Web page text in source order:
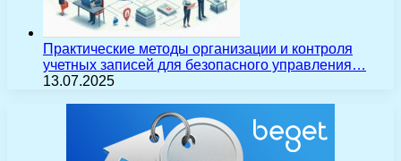
Практические методы организации и контроля
учетных записей для безопасного управления…
13.07.2025